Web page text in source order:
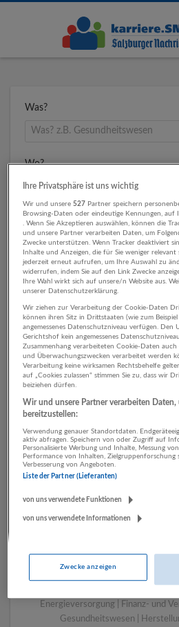
Was?
Wo?
Umkreis
1 Vertrieb,
Unterhaltung
LUGSTEIN
Energieversorgung | Finanz- und
Gesundheitswesen |
Ihre Privatsphäre ist uns wichtig
Wir und unsere 527 Partner speichern
Browsing-Daten oder eindeutige Kennungen,
. Wenn Sie Akzeptieren auswählen, können die
und unsere Partner verarbeiten Daten, um
Zwecke unterstützen. Wenn Tracker deaktiviert
Inhalte und Anzeigen, die für Sie weniger relevant
jederzeit erneut aufrufen, um Ihre Auswahl zu
widerrufen, indem Sie auf den Link Zwecke
Ihre Wahl wirkt sich auf unsere/n Website aus.
unserer Datenschutzerklärung.
Wir ziehen zur Verarbeitung der Cookie-Daten
können ihren Sitz in Drittstaaten (wie zum
angemessenes Datenschutzniveau verfügen. Den
Gerichtshof kein angemessenes
Zusammenhang verarbeiteten Cookie-Daten
und Überwachungszwecken verarbeitet werden
Verarbeitung keine wirksamen Rechtsbehelfe
auf „Cookies zulassen“ stimmen Sie zu, dass wir
beiziehen dürfen.
Wir und unsere Partner verarbeiten Daten,
bereitzustellen:
Verwendung genauer Standortdaten.
aktiv abfragen. Speichern von oder Zugriff auf
Personalisierte Werbung und Inhalte, Messung
Performance von Inhalten, Zielgruppenforschung
Verbesserung von Angeboten.
Liste der Partner (Lieferanten)
von uns verwendete Funktionen
von uns verwendete Informationen
Zwecke anzeigen